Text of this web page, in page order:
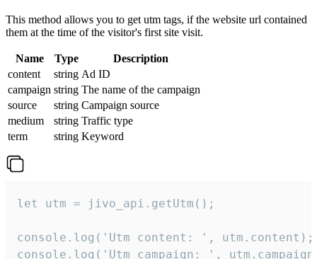
This method allows you to get utm tags, if the website url contained
them at the time of the visitor's first site visit.
Name Type
Description
content
string Ad ID
campaign string The name of the campaign
source
string Campaign source
medium
string Traffic type
term
string Keyword
let utm = jivo_api.getUtm();
console.log('Utm content: ', utm.content);
console.log('Utm campaign: ',